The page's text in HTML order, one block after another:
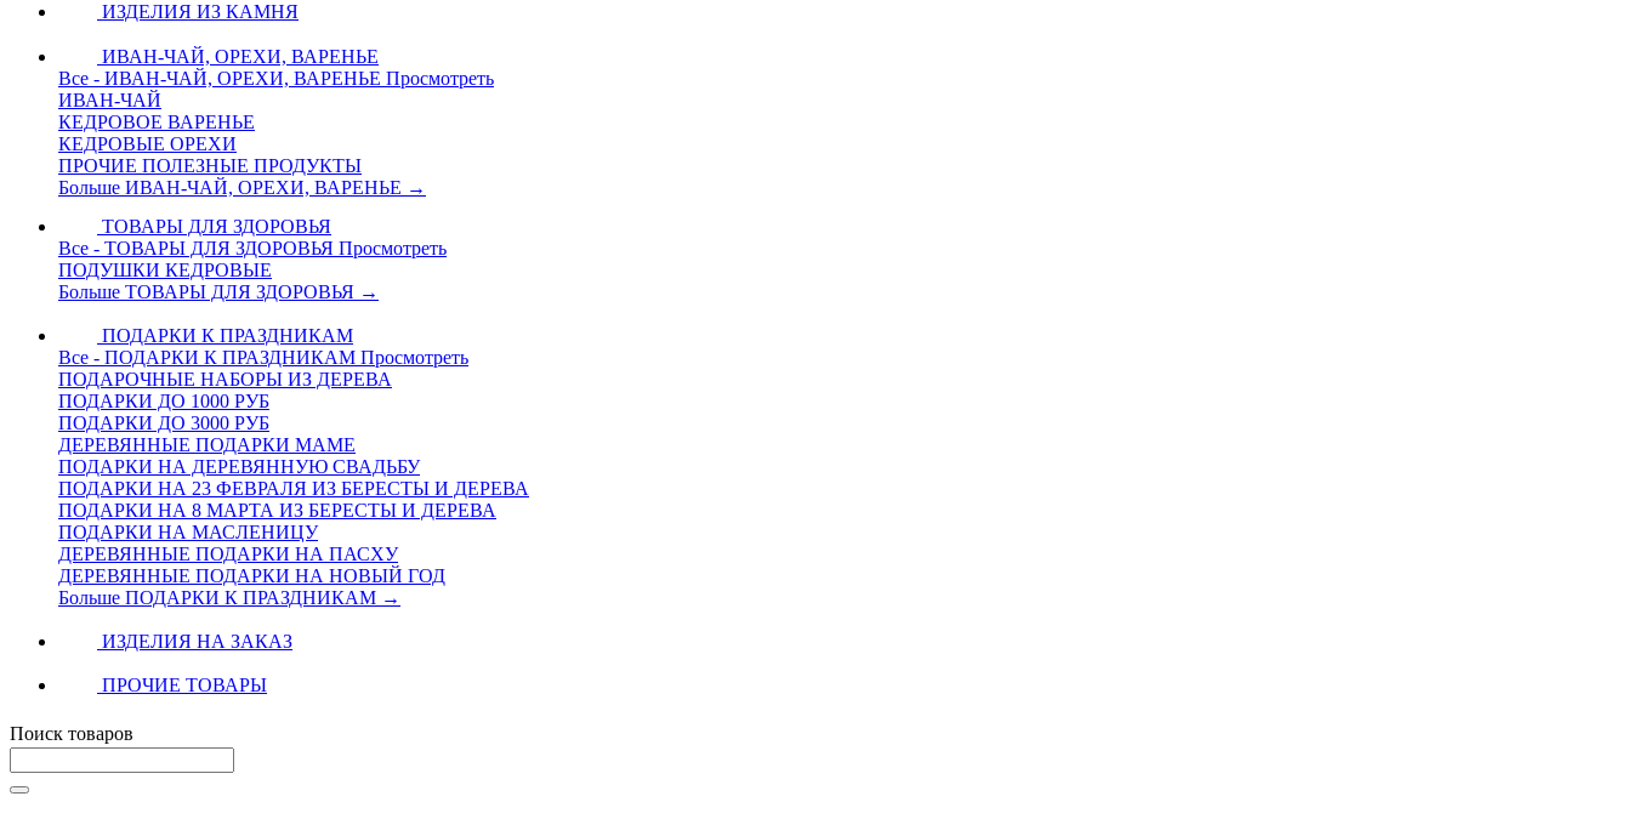
ИЗДЕЛИЯ ИЗ КАМНЯ
ИВАН-ЧАЙ, ОРЕХИ, ВАРЕНЬЕ
Все - ИВАН-ЧАЙ, ОРЕХИ, ВАРЕНЬЕ Просмотреть
ИВАН-ЧАЙ
КЕДРОВОЕ ВАРЕНЬЕ
КЕДРОВЫЕ ОРЕХИ
ПРОЧИЕ ПОЛЕЗНЫЕ ПРОДУКТЫ
Больше ИВАН-ЧАЙ, ОРЕХИ, ВАРЕНЬЕ →
ТОВАРЫ ДЛЯ ЗДОРОВЬЯ
Все - ТОВАРЫ ДЛЯ ЗДОРОВЬЯ Просмотреть
ПОДУШКИ КЕДРОВЫЕ
Больше ТОВАРЫ ДЛЯ ЗДОРОВЬЯ →
ПОДАРКИ К ПРАЗДНИКАМ
Все - ПОДАРКИ К ПРАЗДНИКАМ Просмотреть
ПОДАРОЧНЫЕ НАБОРЫ ИЗ ДЕРЕВА
ПОДАРКИ ДО 1000 РУБ
ПОДАРКИ ДО 3000 РУБ
ДЕРЕВЯННЫЕ ПОДАРКИ МАМЕ
ПОДАРКИ НА ДЕРЕВЯННУЮ СВАДЬБУ
ПОДАРКИ НА 23 ФЕВРАЛЯ ИЗ БЕРЕСТЫ И ДЕРЕВА
ПОДАРКИ НА 8 МАРТА ИЗ БЕРЕСТЫ И ДЕРЕВА
ПОДАРКИ НА МАСЛЕНИЦУ
ДЕРЕВЯННЫЕ ПОДАРКИ НА ПАСХУ
ДЕРЕВЯННЫЕ ПОДАРКИ НА НОВЫЙ ГОД
Больше ПОДАРКИ К ПРАЗДНИКАМ →
ИЗДЕЛИЯ НА ЗАКАЗ
ПРОЧИЕ ТОВАРЫ
Поиск товаров